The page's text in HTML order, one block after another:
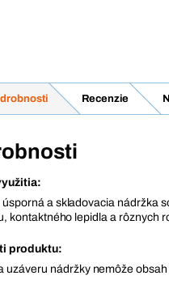
Recenzie
úsporná a skladovacia nádržka
kontaktného lepidla a rôznych
produktu:
uzáveru nádržky nemôže